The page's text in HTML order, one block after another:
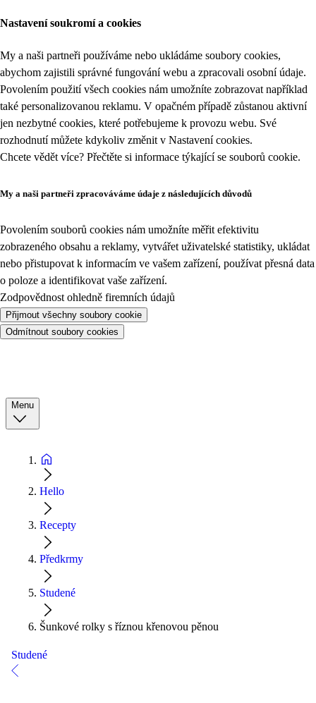
Nastavení soukromí a cookies
My a naši partneři používáme nebo ukládáme soubory cookies,
abychom zajistili správné fungování webu a zpracovali osobní údaje.
Povolením použití všech cookies nám umožníte zobrazovat například
také personalizovanou reklamu. V opačném případě zůstanou aktivní
jen nezbytné cookies, které potřebujeme k provozu webu. Své
rozhodnutí můžete kdykoliv změnit v Nastavení cookies.
Chcete vědět více? Přečtěte si informace týkající se souborů cookie.
My a naši partneři zpracováváme údaje z následujících důvodů
Povolením souborů cookies nám umožníte měřit efektivitu
zobrazeného obsahu a reklamy, vytvářet uživatelské statistiky, ukládat
nebo přistupovat k informacím ve vašem zařízení, používat přesná data
o poloze a identifikovat vaše zařízení.
Zodpovědnost ohledně firemních údajů
Přijmout všechny soubory cookie
Odmítnout soubory cookies
Menu
Hello
Recepty
Předkrmy
Studené
Šunkové rolky s říznou křenovou pěnou
Studené